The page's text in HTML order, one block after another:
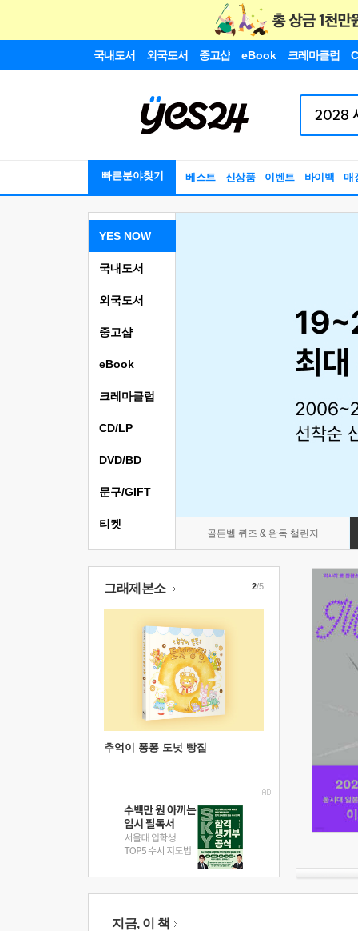
국내도서 외국도서 중고샵 eBook 크레마클럽
빠른분야찾기 베스트 신상품 이벤트 바이백 매
YES NOW
골든벨 퀴즈 & 완독 챌린지
국내도서
외국도서
중고샵
eBook
크레마클럽
CD/LP
DVD/BD
문구/GIFT
티켓
그래제본소
추억이 퐁퐁 도넛 빵집
2/5
지금, 이 책